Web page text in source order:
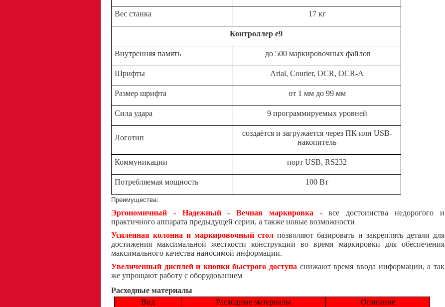
Вес станка 17 кг
Контроллер e9
Внутренняя память до 500 маркировочных файлов
Шрифты Arial, Courier, OCR, OCR-A
Размер шрифта от 1 мм до 99 мм
Сила удара 9 программируемых уровней
Логотип
создаётся и загружается через ПК или USB-
накопитель
Коммуникации порт USB, RS232
Потребляемая мощность 100 Вт
Преимущества:
Эргономичный - Надежный - Вечная маркировка -все достоинства недорогого и
практичного аппарата предыдущей серии, а также новые возможности
Усиленная колонна и маркировочный стол позволяют базировать и закреплять детали для
достижения максимальной жесткости конструкции во время маркировки для обеспечения
максимального качества наносимой информации.
Увеличенный дисплей и кнопки быстрого доступа снижают время ввода информации, а так
же упрощают работу с оборудованием
Расходные материалы
Вид
Расходные материалы Описание